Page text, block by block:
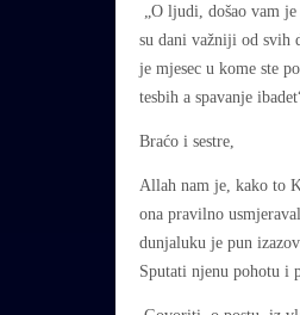
„O ljudi, došao vam
su dani važniji od svih
je mjesec u kome ste
tesbih a spavanje
Braćo i sestre,
Allah nam je, kako to
ona pravilno
dunjaluku je pun
Sputati njenu pohotu i